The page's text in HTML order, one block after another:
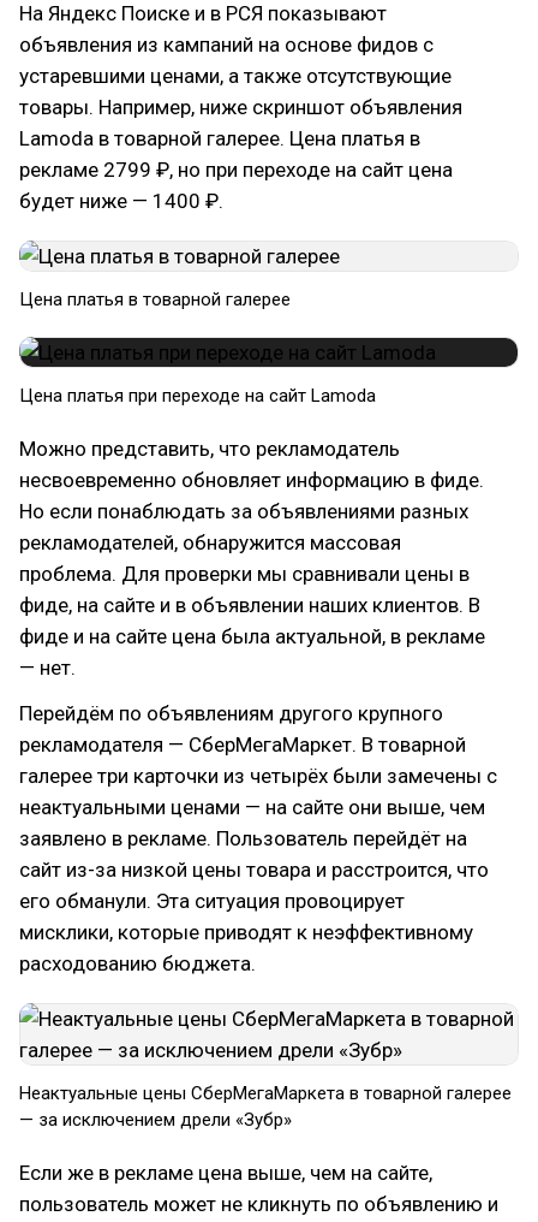
На Яндекс Поиске и в РСЯ показывают
объявления из кампаний на основе фидов с
устаревшими ценами, а также отсутствующие
товары. Например, ниже скриншот объявления
Lamoda в товарной галерее. Цена платья в
рекламе 2799 ₽, но при переходе на сайт цена
будет ниже — 1400 ₽.
Цена платья в товарной галерее
Цена платья при переходе на сайт Lamoda
Можно представить, что рекламодатель
несвоевременно обновляет информацию в фиде.
Но если понаблюдать за объявлениями разных
рекламодателей, обнаружится массовая
проблема. Для проверки мы сравнивали цены в
фиде, на сайте и в объявлении наших клиентов. В
фиде и на сайте цена была актуальной, в рекламе
— нет.
Перейдём по объявлениям другого крупного
рекламодателя — СберМегаМаркет. В товарной
галерее три карточки из четырёх были замечены с
неактуальными ценами — на сайте они выше, чем
заявлено в рекламе. Пользователь перейдёт на
сайт из-за низкой цены товара и расстроится, что
его обманули. Эта ситуация провоцирует
мисклики, которые приводят к неэффективному
расходованию бюджета.
Неактуальные цены СберМегаМаркета в товарной галерее
— за исключением дрели «Зубр»
Если же в рекламе цена выше, чем на сайте,
пользователь может не кликнуть по объявлению и